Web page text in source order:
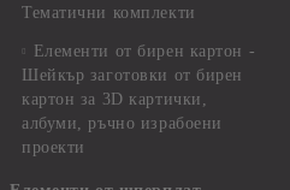
Тематични комплекти
Елементи от бирен картон -
Шейкър заготовки от бирен
картон за 3D картички,
албуми, ръчно израбоени
проекти